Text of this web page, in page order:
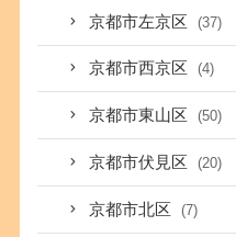
京都市左京区 (37)
京都市西京区 (4)
京都市東山区 (50)
京都市伏見区 (20)
京都市北区 (7)